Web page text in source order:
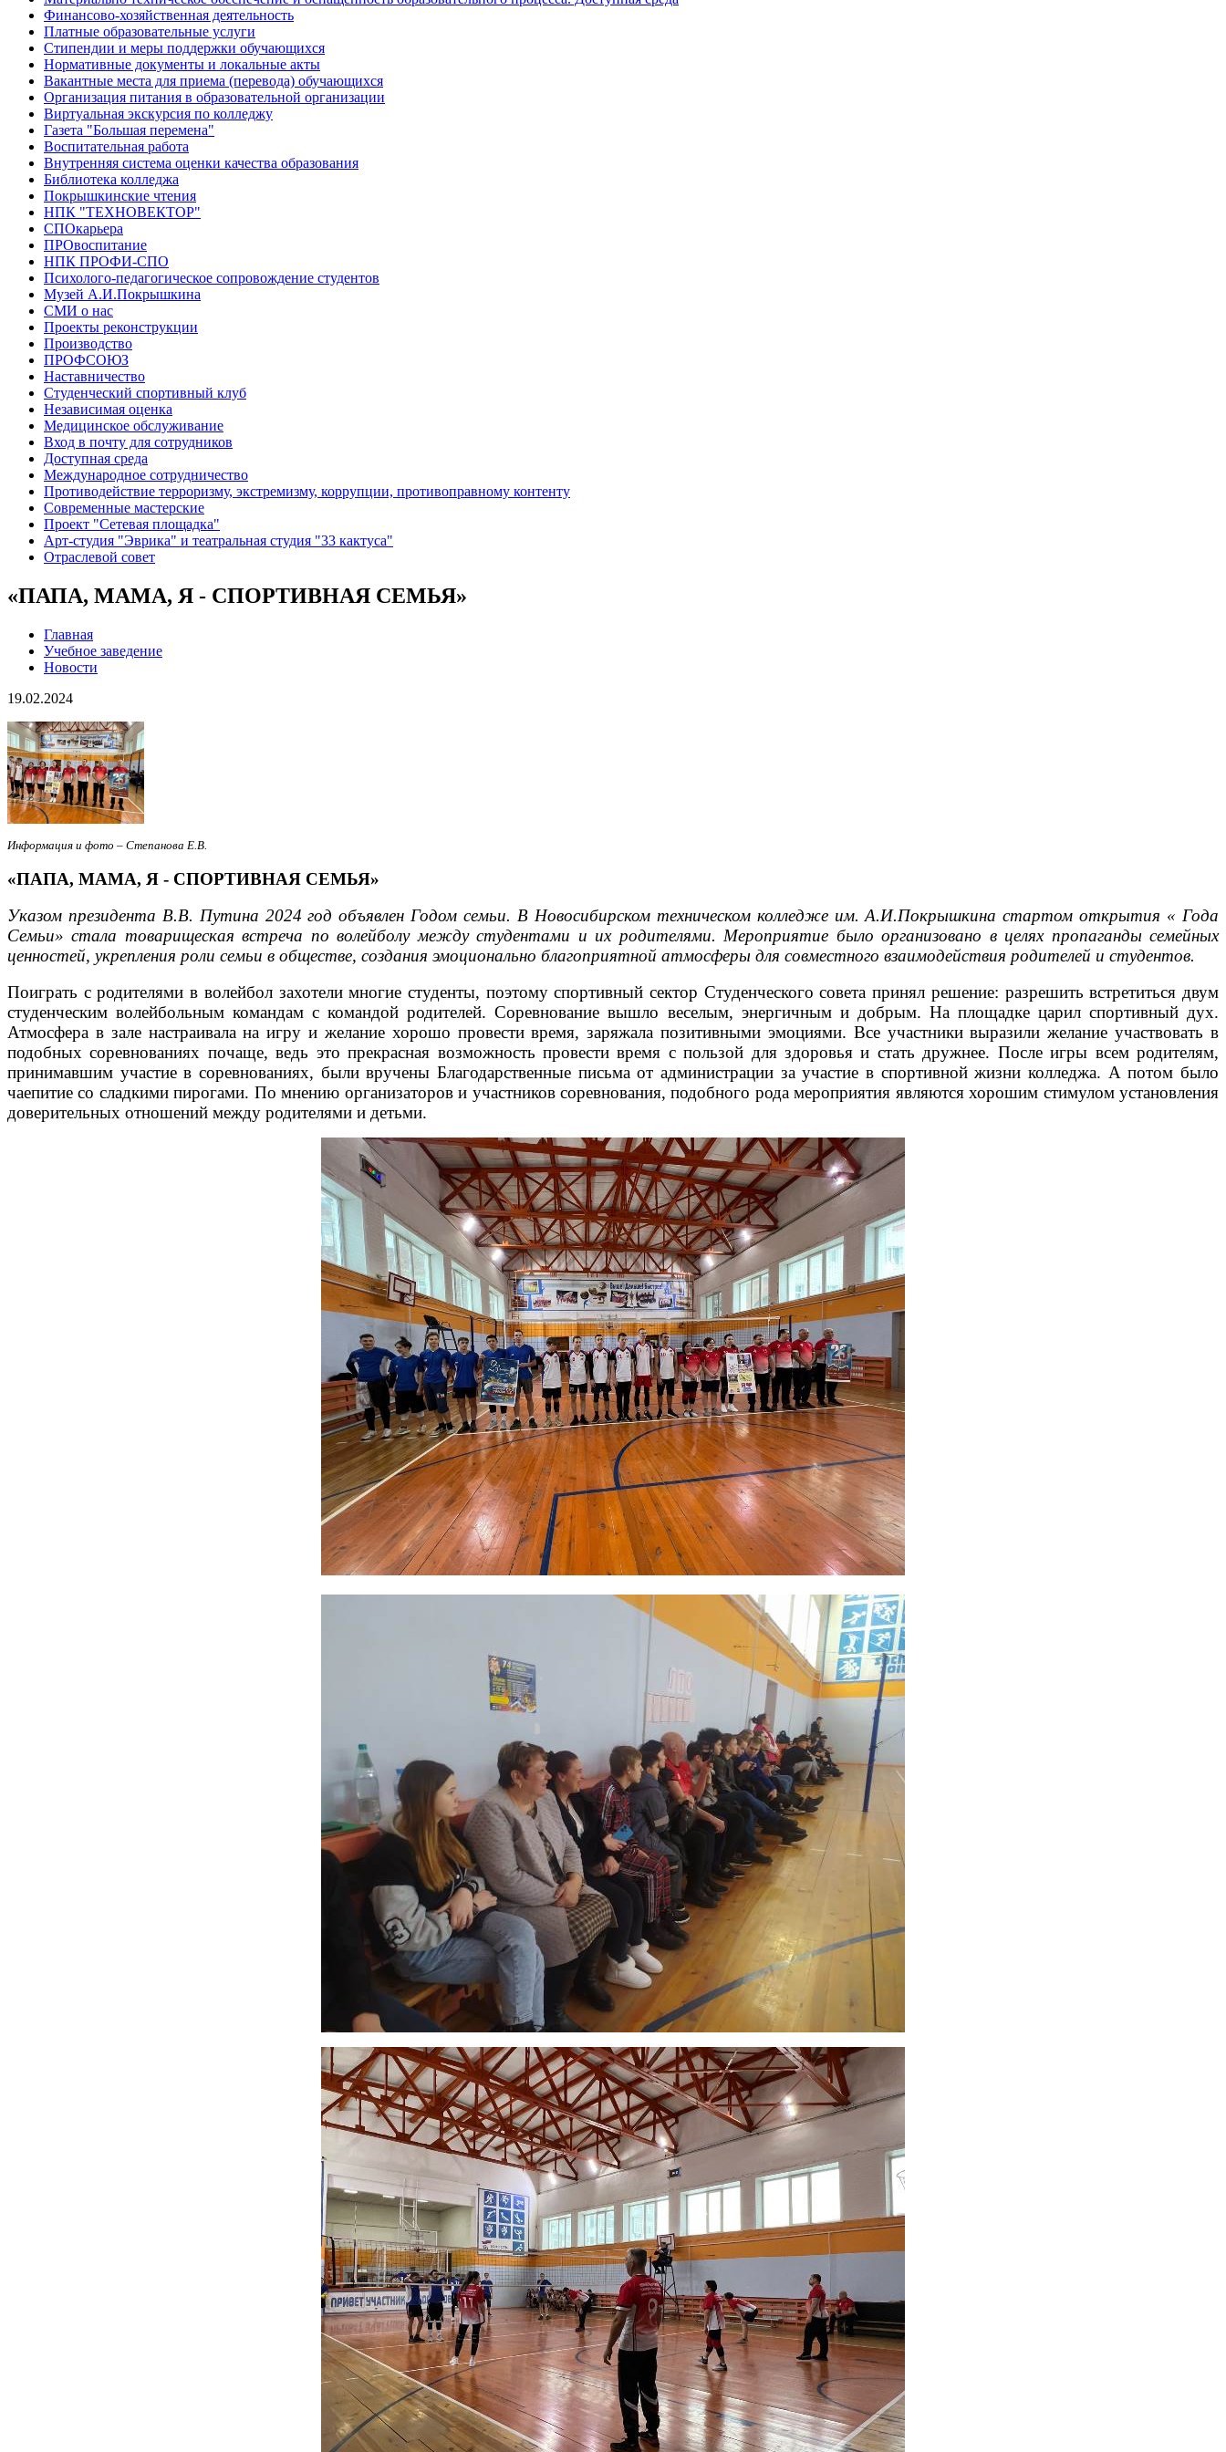
Финансово-хозяйственная деятельность
Платные образовательные услуги
Стипендии и меры поддержки обучающихся
Нормативные документы и локальные акты
Вакантные места для приема (перевода) обучающихся
Организация питания в образовательной организации
Виртуальная экскурсия по колледжу
Газета "Большая перемена"
Воспитательная работа
Внутренняя система оценки качества образования
Библиотека колледжа
Покрышкинские чтения
НПК "ТЕХНОВЕКТОР"
СПОкарьера
ПРОвоспитание
НПК ПРОФИ-СПО
Психолого-педагогическое сопровождение студентов
Музей А.И.Покрышкина
СМИ о нас
Проекты реконструкции
Производство
ПРОФСОЮЗ
Наставничество
Студенческий спортивный клуб
Независимая оценка
Медицинское обслуживание
Вход в почту для сотрудников
Доступная среда
Международное сотрудничество
Противодействие терроризму, экстремизму, коррупции, противоправному контенту
Современные мастерские
Проект "Сетевая площадка"
Арт-студия "Эврика" и театральная студия "33 кактуса"
Отраслевой совет
«ПАПА, МАМА, Я - СПОРТИВНАЯ СЕМЬЯ»
Главная
Учебное заведение
Новости
19.02.2024
Информация и фото – Степанова Е.В.
«ПАПА, МАМА, Я - СПОРТИВНАЯ СЕМЬЯ»
Указом президента В.В. Путина 2024 год объявлен Годом семьи. В Новосибирском техническом колледже им. А.И.Покрышкина стартом открытия « Года
Семьи» стала товарищеская встреча по волейболу между студентами и их родителями. Мероприятие было организовано в целях пропаганды семейных
ценностей, укрепления роли семьи в обществе, создания эмоционально благоприятной атмосферы для совместного взаимодействия родителей и студентов.
Поиграть с родителями в волейбол захотели многие студенты, поэтому спортивный сектор Студенческого совета принял решение: разрешить встретиться двум
студенческим волейбольным командам с командой родителей. Соревнование вышло веселым, энергичным и добрым. На площадке царил спортивный дух.
Атмосфера в зале настраивала на игру и желание хорошо провести время, заряжала позитивными эмоциями. Все участники выразили желание участвовать в
подобных соревнованиях почаще, ведь это прекрасная возможность провести время с пользой для здоровья и стать дружнее. После игры всем родителям,
принимавшим участие в соревнованиях, были вручены Благодарственные письма от администрации за участие в спортивной жизни колледжа. А потом было
чаепитие со сладкими пирогами. По мнению организаторов и участников соревнования, подобного рода мероприятия являются хорошим стимулом установления
доверительных отношений между родителями и детьми.